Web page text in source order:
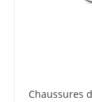
Chaussures